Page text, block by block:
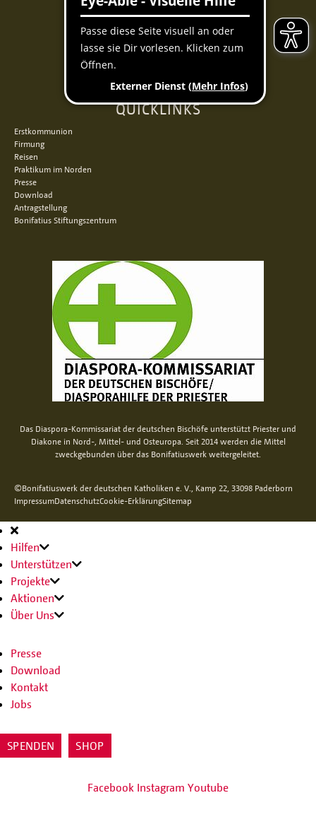
QUICKLINKS
Erstkommunion
Firmung
Reisen
Praktikum im Norden
Presse
Download
Antragstellung
Bonifatius Stiftungszentrum
Das Diaspora-Kommissariat der deutschen Bischöfe unterstützt Priester und
Diakone in Nord-, Mittel- und Osteuropa. Seit 2014 werden die Mittel
zweckgebunden über das Bonifatiuswerk weitergeleitet.
©Bonifatiuswerk der deutschen Katholiken e. V., Kamp 22, 33098 Paderborn
ImpressumDatenschutzCookie-ErklärungSitemap
Hauptnavigation
Hilfen
Unterstützen
Projekte
Aktionen
Über Uns
Presse
Download
Kontakt
Jobs
SPENDEN SHOP
Facebook Instagram Youtube